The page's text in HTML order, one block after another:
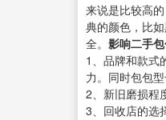
来说是比较高
典的颜色，比
全。 影响二手
1、品牌和款式
力。同时包包
2、新旧磨损程
3、回收店的选